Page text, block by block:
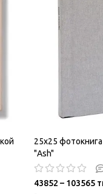
25x25
"Ash"
43852 – 103565